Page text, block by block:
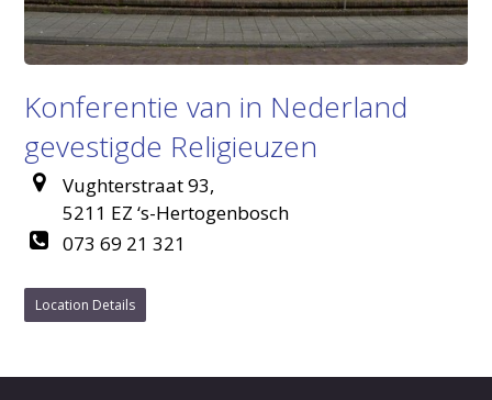
Konferentie van in Nederland
gevestigde Religieuzen
Vughterstraat 93,
5211 EZ ‘s-Hertogenbosch
073 69 21 321
Location Details